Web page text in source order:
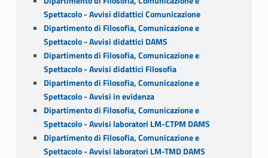
Spettacolo - Avvisi didattici Comunicazione
Dipartimento di Filosofia, Comunicazione e
Spettacolo - Avvisi didattici DAMS
Dipartimento di Filosofia, Comunicazione e
Spettacolo - Avvisi didattici Filosofia
Dipartimento di Filosofia, Comunicazione e
Spettacolo - Avvisi in evidenza
Dipartimento di Filosofia, Comunicazione e
Spettacolo - Avvisi laboratori LM-CTPM DAMS
Dipartimento di Filosofia, Comunicazione e
Spettacolo - Avvisi laboratori LM-TMD DAMS